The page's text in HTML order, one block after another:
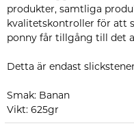
produkter, samtliga
kvalitetskontroller för att
ponny får tillgång till det
Detta är endast
Smak: Banan
Vikt: 625gr